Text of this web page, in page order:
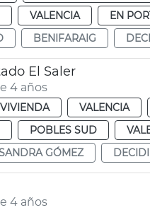
VALENCIA EN
BENIFARAIG
El Saler
4 años
VALENCIA
POBLES SUD
GÓMEZ
4 años